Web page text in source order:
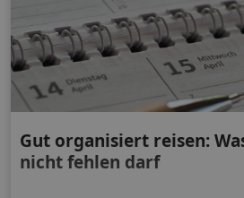
Gut organisiert reisen:
nicht fehlen darf